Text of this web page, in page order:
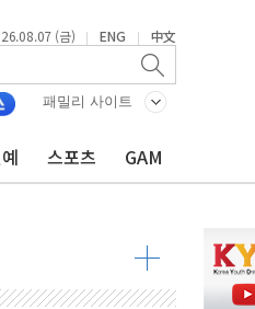
(금) | ENG | 中文
패밀리 사이트
스포츠 GAM
지표 촉각
"
합